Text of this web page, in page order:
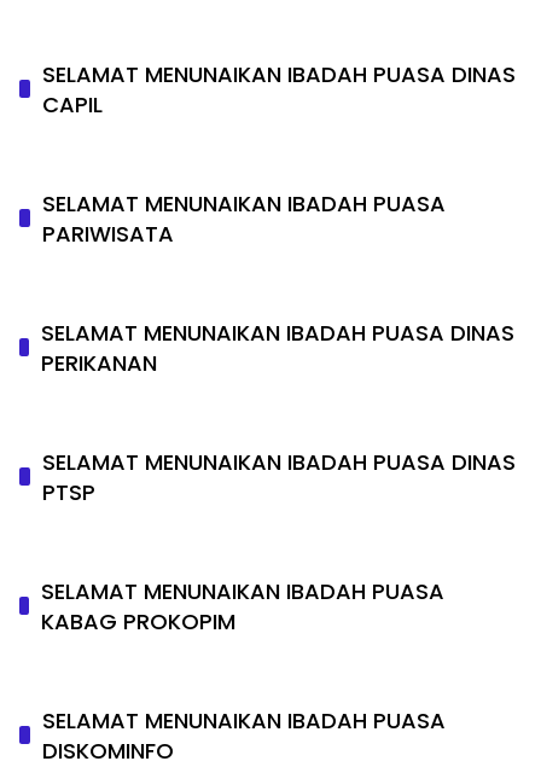
SELAMAT MENUNAIKAN IBADAH PUASA DINAS
CAPIL
SELAMAT MENUNAIKAN IBADAH PUASA
PARIWISATA
SELAMAT MENUNAIKAN IBADAH PUASA DINAS
PERIKANAN
SELAMAT MENUNAIKAN IBADAH PUASA DINAS
PTSP
SELAMAT MENUNAIKAN IBADAH PUASA
KABAG PROKOPIM
SELAMAT MENUNAIKAN IBADAH PUASA
DISKOMINFO